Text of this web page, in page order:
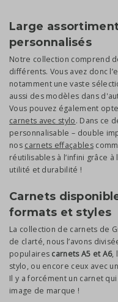
Large
personnalisés
Notre collection comprend
différents. Vous avez donc
notamment une vaste
aussi des modèles dans
Vous pouvez également
carnets avec stylo. Dans ce
personnalisable – double
nos carnets effaçables
réutilisables à l’infini grâce
utilité et durabilité !
Carnets
formats et styles
La collection de carnets de
de clarté, nous l’avons
populaires carnets A5 et A6,
stylo, ou encore ceux avec
Il y a forcément un carnet
image de marque !